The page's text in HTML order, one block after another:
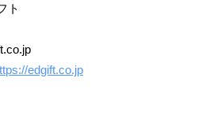
ト
edgift.co.jp